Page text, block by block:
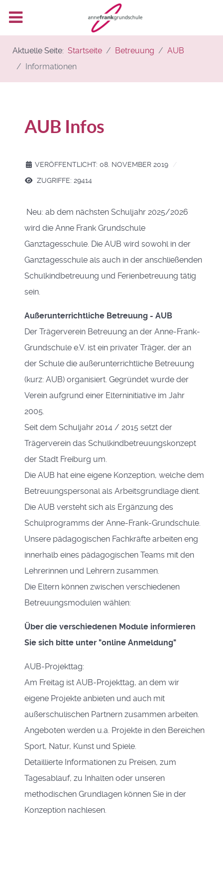
Aktuelle Seite: Startseite Betreuung
AUB
Informationen
AUB Infos
VERÖFFENTLICHT: 08. NOVEMBER 2019
ZUGRIFFE: 29414
Neu: ab dem nächsten Schuljahr 2025/2026
wird die Anne Frank Grundschule
Ganztagesschule. Die AUB wird sowohl in der
Ganztagesschule als auch in der anschließenden
Schulkindbetreuung und Ferienbetreuung tätig
sein.
Außerunterrichtliche Betreuung - AUB
Der Trägerverein Betreuung an der Anne-Frank-
Grundschule e.V. ist ein privater Träger, der an
der Schule die außerunterrichtliche Betreuung
(kurz: AUB) organisiert. Gegründet wurde der
Verein aufgrund einer Elterninitiative im Jahr
2005.
Seit dem Schuljahr 2014 / 2015 setzt der
Trägerverein das Schulkindbetreuungskonzept
der Stadt Freiburg um.
Die AUB hat eine eigene Konzeption, welche dem
Betreuungspersonal als Arbeitsgrundlage dient.
Die AUB versteht sich als Ergänzung des
Schulprogramms der Anne-Frank-Grundschule.
Unsere pädagogischen Fachkräfte arbeiten eng
innerhalb eines pädagogischen Teams mit den
Lehrerinnen und Lehrern zusammen.
Die Eltern können zwischen verschiedenen
Betreuungsmodulen wählen:
Über die verschiedenen Module informieren
Sie sich bitte unter "online Anmeldung"
AUB-Projekttag:
Am Freitag ist AUB-Projekttag, an dem wir
eigene Projekte anbieten und auch mit
außerschulischen Partnern zusammen arbeiten.
Angeboten werden u.a. Projekte in den Bereichen
Sport, Natur, Kunst und Spiele.
Detaillierte Informationen zu Preisen, zum
Tagesablauf, zu Inhalten oder unseren
methodischen Grundlagen können Sie in der
Konzeption nachlesen.